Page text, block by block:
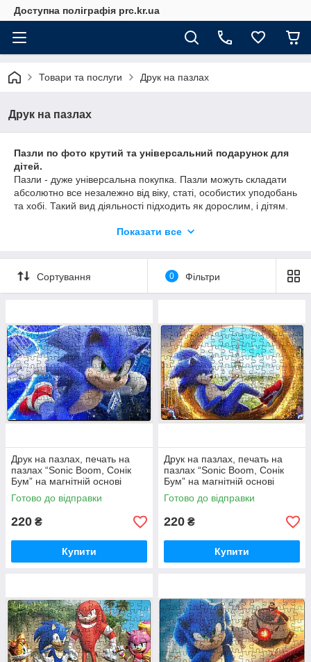
Доступна поліграфія prc.kr.ua
Товари та послуги Друк на пазлах
Друк на пазлах
Пазли по фото крутий та універсальний подарунок для
дітей.
Пазли - дуже універсальна покупка. Пазли можуть складати
абсолютно все незалежно від віку, статі, особистих уподобань
та хобі. Такий вид діяльності підходить як дорослим, і дітям.
мультики, ви можете купити пазли з фото на нашому сайті.
вихованців або самих себе.
Пазли по фото крутий та універсальний подарунок для
рідних та друзів.
пазли на замовлення на нашому сайті і більше не ламати
собі голову «А що ж подарувати?» На річницю пазли з фото
стануть також чудовим подарунком, щоб знову згадати свої
емоції в день весілля або того дня, коли вперше освідчилися
один одному в коханні. Найкращі моменти вам допоможуть
відтворити фотопазли на замовлення.
Показати все
Сортування 0 Фільтри
Друк на пазлах, печать на
пазлах “Sonic Boom, Сонік
Бум” на магнітній основі
290х200мм (А4) 16159
Готово до відправки
220 ₴
Купити
Друк на пазлах, печать на
пазлах “Sonic Boom, Сонік
Бум” на магнітній основі
290х200мм (А4) 16160
Готово до відправки
220 ₴
Купити